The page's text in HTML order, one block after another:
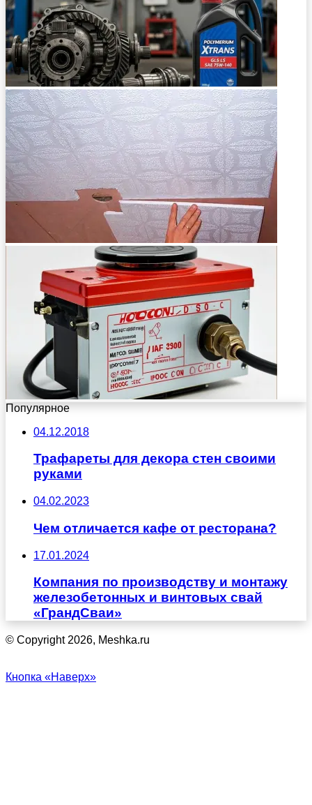
Популярное
04.12.2018
Трафареты для декора стен своими
руками
04.02.2023
Чем отличается кафе от ресторана?
17.01.2024
Компания по производству и монтажу
железобетонных и винтовых свай
«ГрандСваи»
© Copyright 2026, Meshka.ru
Кнопка «Наверх»